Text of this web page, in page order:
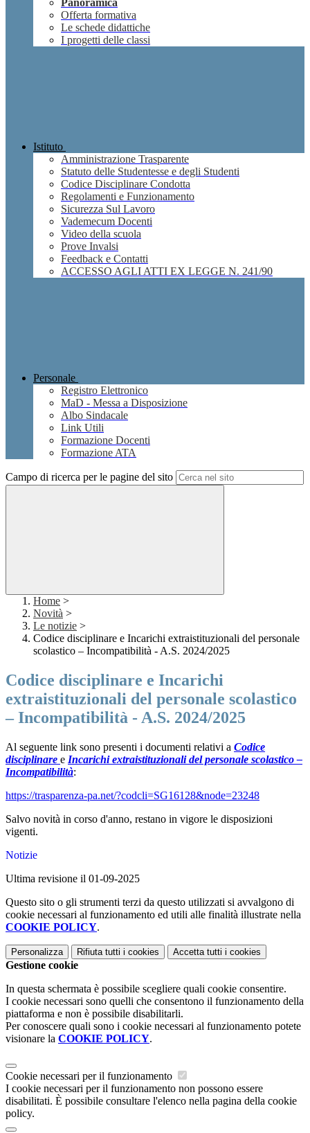
Panoramica
Offerta formativa
Le schede didattiche
I progetti delle classi
Istituto
Amministrazione Trasparente
Statuto delle Studentesse e degli Studenti
Codice Disciplinare Condotta
Regolamenti e Funzionamento
Sicurezza Sul Lavoro
Vademecum Docenti
Video della scuola
Prove Invalsi
Feedback e Contatti
ACCESSO AGLI ATTI EX LEGGE N. 241/90
Personale
Registro Elettronico
MaD - Messa a Disposizione
Albo Sindacale
Link Utili
Formazione Docenti
Formazione ATA
Campo di ricerca per le pagine del sito
Home >
Novità >
Le notizie >
Codice disciplinare e Incarichi extraistituzionali del personale
scolastico – Incompatibilità - A.S. 2024/2025
Codice disciplinare e Incarichi
extraistituzionali del personale scolastico
– Incompatibilità - A.S. 2024/2025
Al seguente link sono presenti i documenti relativi a Codice
disciplinare e Incarichi extraistituzionali del personale scolastico –
Incompatibilità:
https://trasparenza-pa.net/?codcli=SG16128&node=23248
Salvo novità in corso d'anno, restano in vigore le disposizioni
vigenti.
Notizie
Ultima revisione il 01-09-2025
Questo sito o gli strumenti terzi da questo utilizzati si avvalgono di
cookie necessari al funzionamento ed utili alle finalità illustrate nella
COOKIE POLICY.
Personalizza Rifiuta tutti i cookies Accetta tutti i cookies
Gestione cookie
In questa schermata è possibile scegliere quali cookie consentire.
I cookie necessari sono quelli che consentono il funzionamento della
piattaforma e non è possibile disabilitarli.
Per conoscere quali sono i cookie necessari al funzionamento potete
visionare la COOKIE POLICY.
Cookie necessari per il funzionamento
I cookie necessari per il funzionamento non possono essere
disabilitati. È possibile consultare l'elenco nella pagina della cookie
policy.